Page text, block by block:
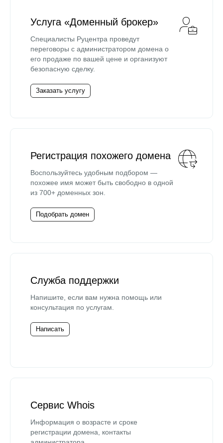
Услуга «Доменный брокер»
Специалисты Руцентра проведут
переговоры с администратором домена о
его продаже по вашей цене и организуют
безопасную сделку.
Заказать услугу
Регистрация похожего домена
Воспользуйтесь удобным подбором —
похожее имя может быть свободно в одной
из 700+ доменных зон.
Подобрать домен
Служба поддержки
Напишите, если вам нужна помощь или
консультация по услугам.
Написать
Сервис Whois
Информация о возрасте и сроке
регистрации домена, контакты